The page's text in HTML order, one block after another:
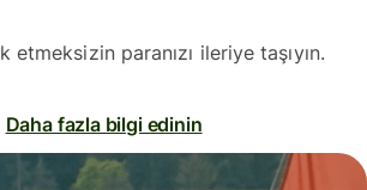
etmeksizin paranızı ileriye taşıyın.
Daha fazla bilgi edinin